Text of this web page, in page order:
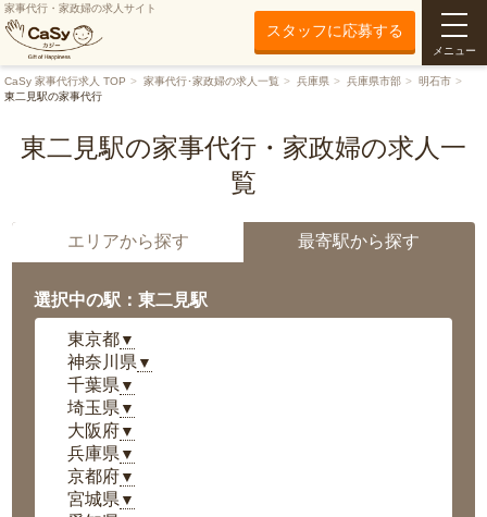
家事代行・家政婦の求人サイト
スタッフに応募する
メニュー
CaSy 家事代行求人 TOP 家事代行･家政婦の求人一覧 兵庫県 兵庫県市部
明石市
東二見駅の家事代行
東二見駅の家事代行・家政婦の求人一
覧
エリアから探す 最寄駅から探す
選択中の駅：東二見駅
東京都▼
神奈川県 ▼
千葉県 ▼
埼玉県 ▼
大阪府▼
兵庫県 ▼
京都府▼
宮城県 ▼